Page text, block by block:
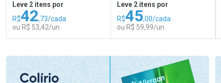
Leve 2 itens por
R$42,73/cada
ou R$ 53,42/un
Leve 2 itens por
R$45,00/cada
ou R$ 59,99/un
Laboratório
Por Menos